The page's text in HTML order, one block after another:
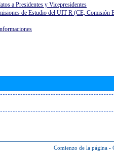
a Presidentes y Vicepresidentes
de Estudio del UIT R (CE, Comisión
Comienzo de la página -